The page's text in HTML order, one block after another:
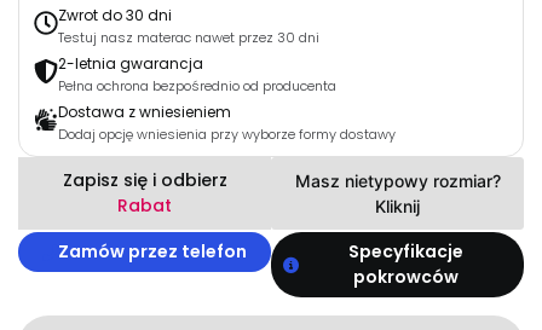
Zwrot do 30 dni
Testuj nasz materac nawet przez 30 dni
2-letnia gwarancja
Pełna ochrona bezpośrednio od producenta
Dostawa z wniesieniem
Dodaj opcję wniesienia przy wyborze formy dostawy
Zapisz się i odbierz
Rabat
Masz nietypowy rozmiar?
Kliknij
Zamów przez telefon
Specyfikacje
pokrowców